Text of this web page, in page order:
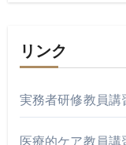
リンク
実務者研修教員講
医療的ケア教員講